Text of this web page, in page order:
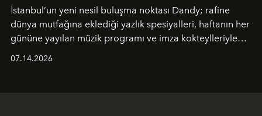
İstanbul’un yeni nesil buluşma noktası Dandy; rafine
dünya mutfağına eklediği yazlık spesiyalleri, haftanın her
gününe yayılan müzik programı ve imza kokteylleriyle
07.14.2026